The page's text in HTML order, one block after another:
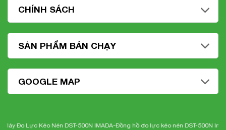
CHÍNH SÁCH
SẢN PHẨM BÁN CHẠY
GOOGLE MAP
Lực Kéo Nén DST-500N IMADA-Đồng hồ đo lực kéo nén DST-500N Imada -